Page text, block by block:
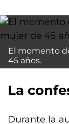
El momento
45 años.
La
Durante la